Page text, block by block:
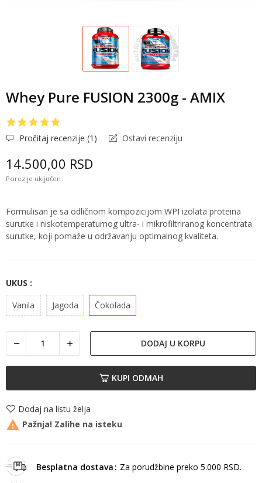
Whey Pure FUSION 2300g - AMIX
Pročitaj recenzije (1 ) Ostavi recenziju
14.500,00 RSD
Porez je uključen
Formulisan je sa odličnom kompozicijom WPI izolata proteina
surutke i niskotemperaturnog ultra- i mikrofiltriranog koncentrata
surutke, koji pomaže u održavanju optimalnog kvaliteta.
UKUS :
Vanila Jagoda Čokolada
DODAJ U KORPU
KUPI ODMAH
Dodaj na listu želja
 Pažnja! Zalihe na isteku
Besplatna dostava Za porudžbine preko 5.000 RSD.